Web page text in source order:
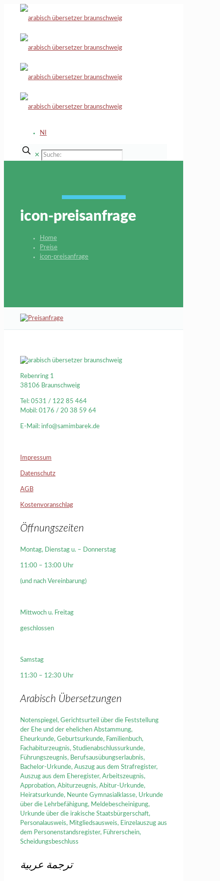
NI
✕
icon-preisanfrage
Home
Preise
icon-preisanfrage
Rebenring 1
38106 Braunschweig
Tel: 0531 / 122 85 464
Mobil: 0176 / 20 38 59 64
E-Mail: info@samimbarek.de
Impressum
Datenschutz
AGB
Kostenvoranschlag
Öffnungszeiten
Montag, Dienstag u. – Donnerstag
11:00 – 13:00 Uhr
(und nach Vereinbarung)
Mittwoch u. Freitag
geschlossen
Samstag
11:30 – 12:30 Uhr
Arabisch Übersetzungen
Notenspiegel, Gerichtsurteil über die Feststellung
der Ehe und der ehelichen Abstammung,
Eheurkunde, Geburtsurkunde, Familienbuch,
Fachabiturzeugnis, Studienabschlussurkunde,
Führungszeugnis, Berufsausübungserlaubnis,
Bachelor-Urkunde, Auszug aus dem Strafregister,
Auszug aus dem Eheregister, Arbeitszeugnis,
Approbation, Abiturzeugnis, Abitur-Urkunde,
Heiratsurkunde, Neunte Gymnasialklasse, Urkunde
über die Lehrbefähigung, Meldebescheinigung,
Urkunde über die irakische Staatsbürgerschaft,
Personalausweis, Mitgliedsausweis, Einzelauszug aus
dem Personenstandsregister, Führerschein,
Scheidungsbeschluss
ترجمة عربية